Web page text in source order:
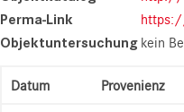
Perma-Link
Objektuntersuchung kein
Datum Provenienz